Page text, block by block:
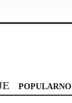
POPULARNO